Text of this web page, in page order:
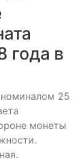
года в
25
монеты